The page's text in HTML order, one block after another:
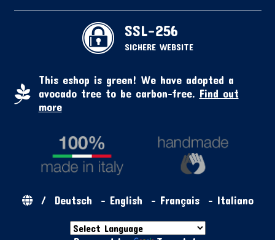
SSL-256
SICHERE WEBSITE
This eshop is green! We have adopted a
avocado tree to be carbon-free. Find out
more
/ Deutsch - English - Français- Italiano